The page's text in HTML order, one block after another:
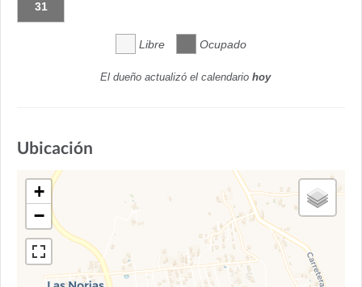
31
Libre Ocupado
El dueño actualizó el calendario hoy
Ubicación
+
−